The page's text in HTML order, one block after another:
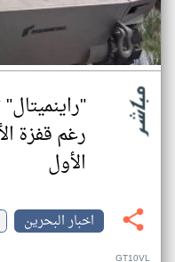
رغم قفزة
الأول
اخبار البحرين